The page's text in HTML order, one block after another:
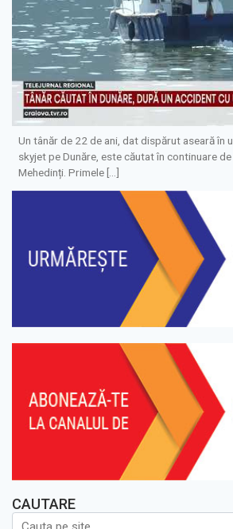
Un tânăr de 22 de ani, dat dispărut aseară în
skyjet pe Dunăre, este căutat în continuare
Mehedinți. Primele […]
CAUTARE